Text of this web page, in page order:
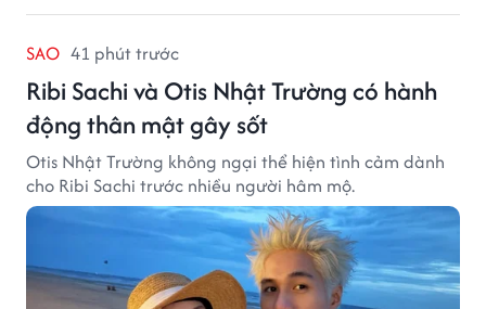
SAO 41 phút trước
Ribi Sachi và Otis Nhật Trường có hành
động thân mật gây sốt
Otis Nhật Trường không ngại thể hiện tình cảm dành
cho Ribi Sachi trước nhiều người hâm mộ.